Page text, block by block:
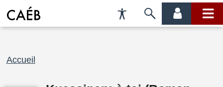
Préférences
d'accessibilité
Passer
menu
menu
Fil
Accueil